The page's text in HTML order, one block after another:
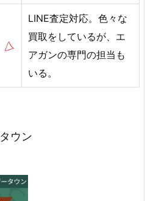
LINE査定対応。色々な
買取をしているが、エ
アガンの専門の担当も
いる。
ウン